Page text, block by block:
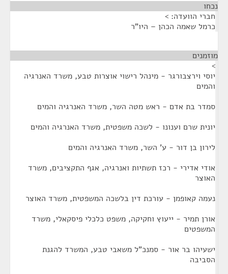
נכחו
חברי הוועדה: >
כרמל שאמה הכהן – היו"ר
מוזמנים
>
יוסי וירצבורגר - מינהל רישוי אוצרות טבע, משרד האנרגיה
והמים
סמדר בת אדם - ראש מטה השר, משרד האנרגיה והמים
יונית שרם וענונו - לשכה משפטית, משרד האנרגיה והמים
לירון בן דור - ע' השר, משרד האנרגיה והמים
אודי אדירי - רכז תשתיות ואנרגיה, אגף התקציבים, משרד
האוצר
נעמה קאופמן - עורכת דין בלשכה המשפטית, משרד האוצר
אורן תמיר - ייעוץ וחקיקה, משפט כלכלי פיסקאלי, משרד
המשפטים
ישעיהו בר אור - סמנכ"ל משאבי טבע, המשרד להגנת
הסביבה